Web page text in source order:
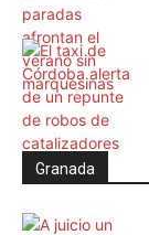
Granada